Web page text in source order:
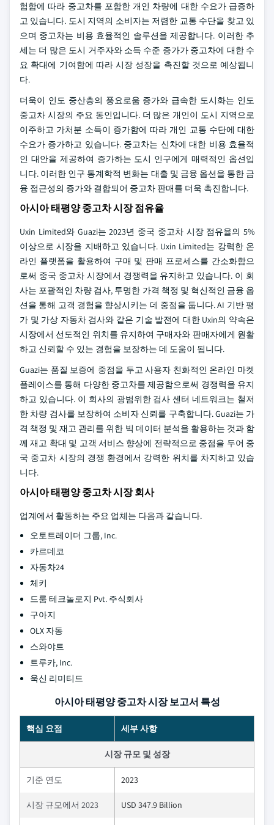
험함에 따라 중고차를 포함한 개인 차량에 대한 수요가 급증하
고 있습니다. 도시 지역의 소비자는 저렴한 교통 수단을 찾고 있
으며 중고차는 비용 효율적인 솔루션을 제공합니다. 이러한 추
세는 더 많은 도시 거주자와 소득 수준 증가가 중고차에 대한 수
요 확대에 기여함에 따라 시장 성장을 촉진할 것으로 예상됩니
다.
더욱이 인도 중산층의 풍요로움 증가와 급속한 도시화는 인도
중고차 시장의 주요 동인입니다. 더 많은 개인이 도시 지역으로
이주하고 가처분 소득이 증가함에 따라 개인 교통 수단에 대한
수요가 증가하고 있습니다. 중고차는 신차에 대한 비용 효율적
인 대안을 제공하여 증가하는 도시 인구에게 매력적인 옵션입
니다. 이러한 인구 통계학적 변화는 대출 및 금융 옵션을 통한 금
융 접근성의 증가와 결합되어 중고차 판매를 더욱 촉진합니다.
아시아 태평양 중고차 시장 점유율
Uxin Limited와 Guazi는 2023년 중국 중고차 시장 점유율의 5%
이상으로 시장을 지배하고 있습니다. Uxin Limited는 강력한 온
라인 플랫폼을 활용하여 구매 및 판매 프로세스를 간소화함으
로써 중국 중고차 시장에서 경쟁력을 유지하고 있습니다. 이 회
사는 포괄적인 차량 검사, 투명한 가격 책정 및 혁신적인 금융 옵
션을 통해 고객 경험을 향상시키는 데 중점을 둡니다. AI 기반 평
가 및 가상 자동차 검사와 같은 기술 발전에 대한 Uxin의 약속은
시장에서 선도적인 위치를 유지하여 구매자와 판매자에게 원활
하고 신뢰할 수 있는 경험을 보장하는 데 도움이 됩니다.
Guazi는 품질 보증에 중점을 두고 사용자 친화적인 온라인 마켓
플레이스를 통해 다양한 중고차를 제공함으로써 경쟁력을 유지
하고 있습니다. 이 회사의 광범위한 검사 센터 네트워크는 철저
한 차량 검사를 보장하여 소비자 신뢰를 구축합니다. Guazi는 가
격 책정 및 재고 관리를 위한 빅 데이터 분석을 활용하는 것과 함
께 재고 확대 및 고객 서비스 향상에 전략적으로 중점을 두어 중
국 중고차 시장의 경쟁 환경에서 강력한 위치를 차지하고 있습
니다.
아시아 태평양 중고차 시장 회사
업계에서 활동하는 주요 업체는 다음과 같습니다.
오토트레이더 그룹, Inc.
카르데코
자동차24
체키
드룸 테크놀로지 Pvt. 주식회사
구아지
OLX 자동
스와야트
트루카, Inc.
욱신 리미티드
아시아 태평양 중고차 시장 보고서 특성
핵심 요점 세부 사항
시장 규모 및 성장
기준 연도 2023
시장 규모에서 2023 USD 347.9 Billion